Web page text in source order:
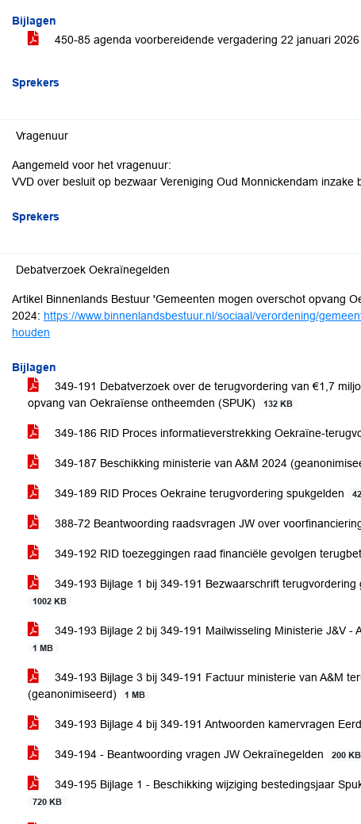
Bijlagen
450-85 agenda voorbereidende vergadering 22 januari 2026
Sprekers
Vragenuur
Aangemeld voor het vragenuur:
VVD over besluit op bezwaar Vereniging Oud Monnickendam
Sprekers
Debatverzoek Oekraïnegelden
Artikel Binnenlands Bestuur 'Gemeenten mogen overschot opvang
2024: https://www.binnenlandsbestuur.nl/sociaal/verordening/
houden
Bijlagen
349-191 Debatverzoek over de terugvordering van €1,7
opvang van Oekraïense ontheemden (SPUK)
132 KB
349-186 RID Proces informatieverstrekking Oekraïne-
349-187 Beschikking ministerie van A&M 2024
349-189 RID Proces Oekraine terugvordering spukgelden
388-72 Beantwoording raadsvragen JW over
349-192 RID toezeggingen raad financiële gevolgen
349-193 Bijlage 1 bij 349-191 Bezwaarschrift
1002 KB
349-193 Bijlage 2 bij 349-191 Mailwisseling Ministerie J&V -
1 MB
349-193 Bijlage 3 bij 349-191 Factuur ministerie van A&M
(geanonimiseerd)
1 MB
349-193 Bijlage 4 bij 349-191 Antwoorden kamervragen
349-194 - Beantwoording vragen JW Oekraïnegelden 200 KB
349-195 Bijlage 1 - Beschikking wijziging bestedingsjaar
720 KB